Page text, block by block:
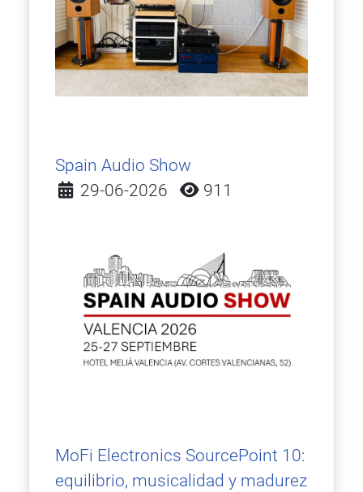
Spain Audio Show
Detalles
29-06-2026 911
MoFi Electronics SourcePoint 10:
equilibrio, musicalidad y madurez